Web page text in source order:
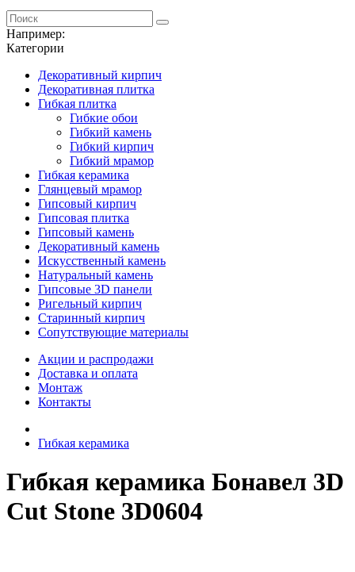
Например:
Категории
Декоративный кирпич
Декоративная плитка
Гибкая плитка
Гибкие обои
Гибкий камень
Гибкий кирпич
Гибкий мрамор
Гибкая керамика
Глянцевый мрамор
Гипсовый кирпич
Гипсовая плитка
Гипсовый камень
Декоративный камень
Искусственный камень
Натуральный камень
Гипсовые 3D панели
Ригельный кирпич
Старинный кирпич
Сопутствующие материалы
Акции и распродажи
Доставка и оплата
Монтаж
Контакты
Гибкая керамика
Гибкая керамика Бонавел 3D
Cut Stone 3D0604